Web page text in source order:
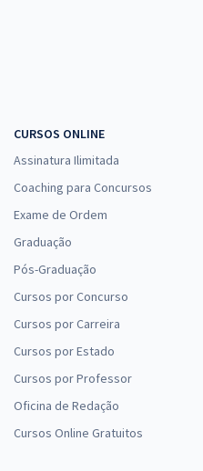
CURSOS ONLINE
Assinatura Ilimitada
Coaching para Concursos
Exame de Ordem
Graduação
Pós-Graduação
Cursos por Concurso
Cursos por Carreira
Cursos por Estado
Cursos por Professor
Oficina de Redação
Cursos Online Gratuitos